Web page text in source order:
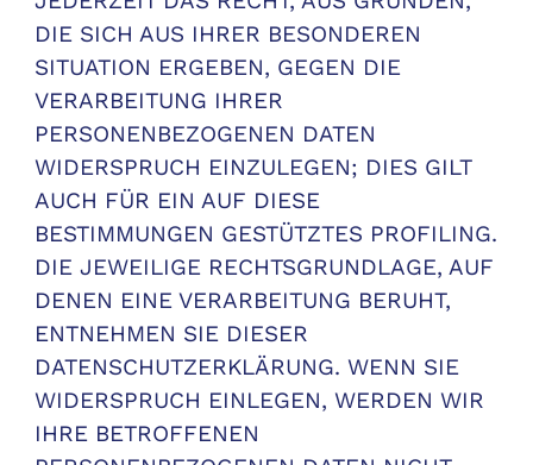
DIE SICH AUS IHRER BESONDEREN
SITUATION ERGEBEN, GEGEN DIE
VERARBEITUNG IHRER
PERSONENBEZOGENEN DATEN
WIDERSPRUCH EINZULEGEN; DIES GILT
AUCH FÜR EIN AUF DIESE
BESTIMMUNGEN GESTÜTZTES PROFILING.
DIE JEWEILIGE RECHTSGRUNDLAGE, AUF
DENEN EINE VERARBEITUNG BERUHT,
ENTNEHMEN SIE DIESER
DATENSCHUTZERKLÄRUNG. WENN SIE
WIDERSPRUCH EINLEGEN, WERDEN WIR
IHRE BETROFFENEN